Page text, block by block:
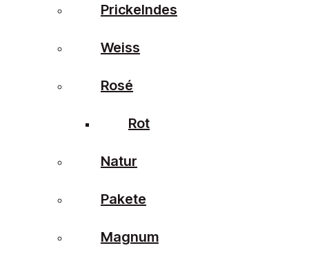
Prickelndes
Weiss
Rosé
Rot
Natur
Pakete
Magnum